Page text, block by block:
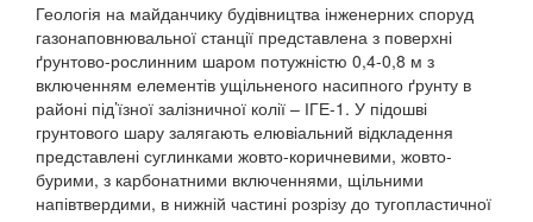
Геологія на майданчику будівництва інженерних споруд
газонаповнювальної станції представлена з поверхні
ґрунтово-рослинним шаром потужністю 0,4-0,8 м з
включенням елементів ущільненого насипного ґрунту в
районі під’їзної залізничної колії – ІГЕ-1. У підошві
грунтового шару залягають елювіальний відкладення
представлені суглинками жовто-коричневими, жовто-
бурими, з карбонатними включеннями, щільними
напівтвердими, в нижній частині розрізу до тугопластичної